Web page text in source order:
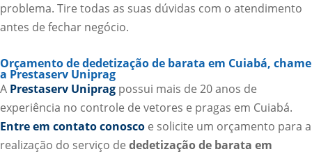
problema. Tire todas as suas dúvidas com o atendimento
antes de fechar negócio.
Orçamento de dedetização de barata em Cuiabá, chame
a Prestaserv Uniprag
A Prestaserv Uniprag possui mais de 20 anos de
experiência no controle de vetores e pragas em Cuiabá.
Entre em contato conosco e solicite um orçamento para a
realização do serviço de dedetização de barata em